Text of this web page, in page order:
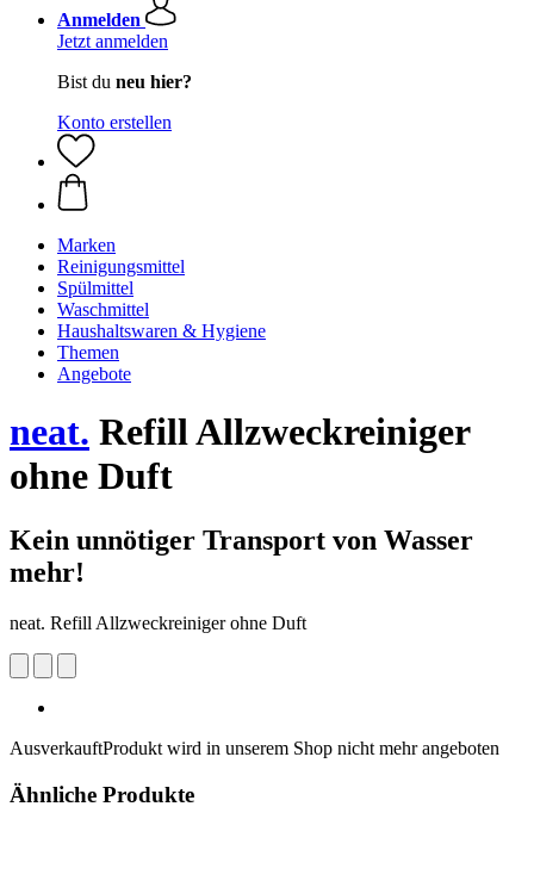
Anmelden
Jetzt anmelden
Bist du neu hier?
Konto erstellen
Marken
Reinigungsmittel
Spülmittel
Waschmittel
Haushaltswaren & Hygiene
Themen
Angebote
neat. Refill Allzweckreiniger
ohne Duft
Kein unnötiger Transport von Wasser
mehr!
neat. Refill Allzweckreiniger ohne Duft
AusverkauftProdukt wird in unserem Shop nicht mehr angeboten
Ähnliche Produkte